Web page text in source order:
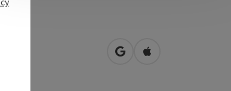
open in Google Maps
Open in Apple